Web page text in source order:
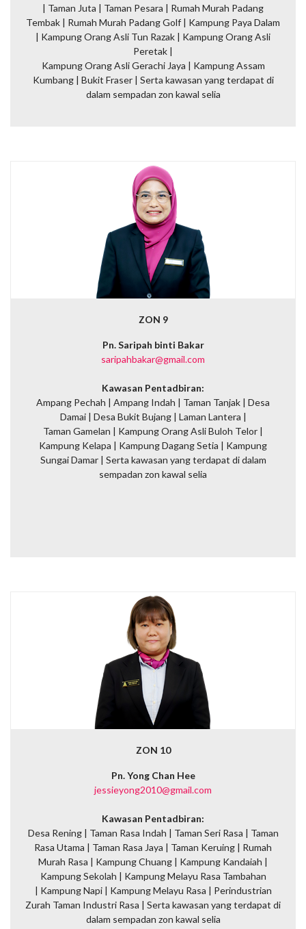
| Taman Juta | Taman Pesara | Rumah Murah Padang
Tembak | Rumah Murah Padang Golf | Kampung Paya Dalam
| Kampung Orang Asli Tun Razak | Kampung Orang Asli
Peretak |
Kampung Orang Asli Gerachi Jaya | Kampung Assam
Kumbang | Bukit Fraser | Serta kawasan yang terdapat di
dalam sempadan zon kawal selia
ZON 9
Pn. Saripah binti Bakar
saripahbakar@gmail.com
Kawasan Pentadbiran:
Ampang Pechah | Ampang Indah | Taman Tanjak | Desa
Damai | Desa Bukit Bujang | Laman Lantera |
Taman Gamelan | Kampung Orang Asli Buloh Telor |
Kampung Kelapa | Kampung Dagang Setia | Kampung
Sungai Damar | Serta kawasan yang terdapat di dalam
sempadan zon kawal selia
ZON 10
Pn. Yong Chan Hee
jessieyong2010@gmail.com
Kawasan Pentadbiran:
Desa Rening | Taman Rasa Indah | Taman Seri Rasa | Taman
Rasa Utama | Taman Rasa Jaya | Taman Keruing | Rumah
Murah Rasa | Kampung Chuang | Kampung Kandaiah |
Kampung Sekolah | Kampung Melayu Rasa Tambahan
| Kampung Napi | Kampung Melayu Rasa | Perindustrian
Zurah Taman Industri Rasa | Serta kawasan yang terdapat di
dalam sempadan zon kawal selia